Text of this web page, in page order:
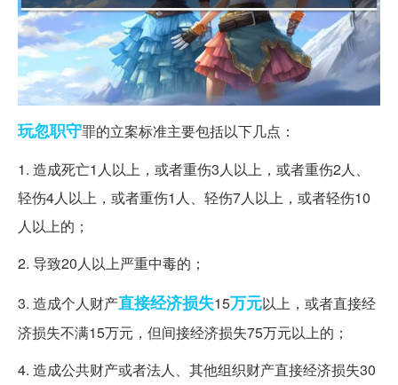
玩忽职守罪的立案标准主要包括以下几点：
1. 造成死亡1人以上，或者重伤3人以上，或者重伤2人、
轻伤4人以上，或者重伤1人、轻伤7人以上，或者轻伤10
人以上的；
2. 导致20人以上严重中毒的；
3. 造成个人财产直接经济损失15万元以上，或者直接经
济损失不满15万元，但间接经济损失75万元以上的；
4. 造成公共财产或者法人、其他组织财产直接经济损失30